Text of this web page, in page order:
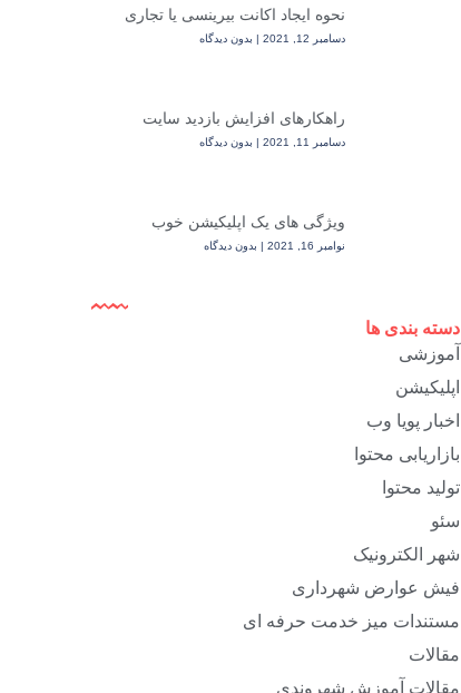
نحوه ایجاد اکانت بیرینسی یا تجاری
دسامبر 12, 2021 بدون دیدگاه
راهکارهای افزایش بازدید سایت
دسامبر 11, 2021 بدون دیدگاه
ویژگی های یک اپلیکیشن خوب
نوامبر 16, 2021 بدون دیدگاه
دسته بندی ها
آموزشی
اپلیکیشن
اخبار پویا وب
بازاریابی محتوا
تولید محتوا
سئو
شهر الکترونیک
فیش عوارض شهرداری
مستندات میز خدمت حرفه ای
مقالات
مقالات آموزش شهروندی